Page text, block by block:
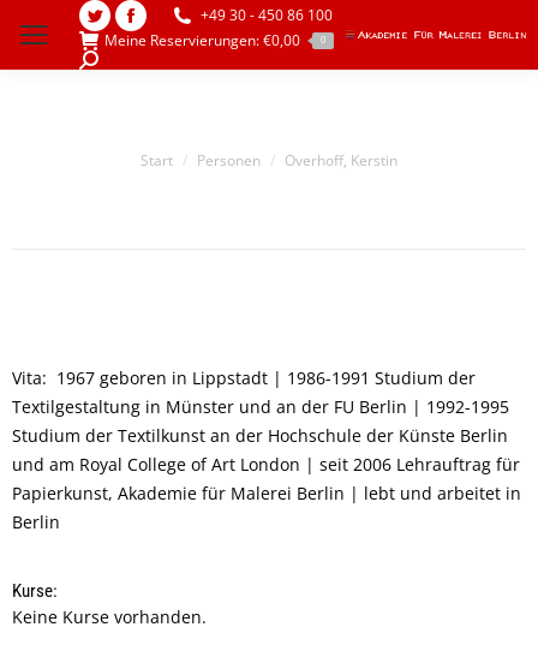
Twitter
page
Facebook
new
+49 30 - 450 86 100
Meine Reservierungen:€0,00 0
Search:
Sie befinden sich hier:
Start Personen Overhoff, Kerstin
Vita: 1967 geboren in Lippstadt | 1986-1991 Studium der
Textilgestaltung in Münster und an der FU Berlin | 1992-1995
Studium der Textilkunst an der Hochschule der Künste Berlin
und am Royal College of Art London | seit 2006 Lehrauftrag für
Papierkunst, Akademie für Malerei Berlin | lebt und arbeitet in
Berlin
Kurse:
Keine Kurse vorhanden.